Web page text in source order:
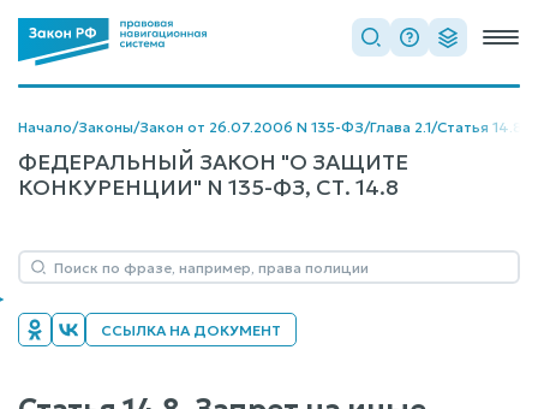
Начало/Законы/Закон от 26.07.2006 N 135-ФЗ/Глава 2.1/Статья 14.8
ФЕДЕРАЛЬНЫЙ ЗАКОН "О ЗАЩИТЕ
КОНКУРЕНЦИИ" N 135-ФЗ, СТ. 14.8
ССЫЛКА НА ДОКУМЕНТ